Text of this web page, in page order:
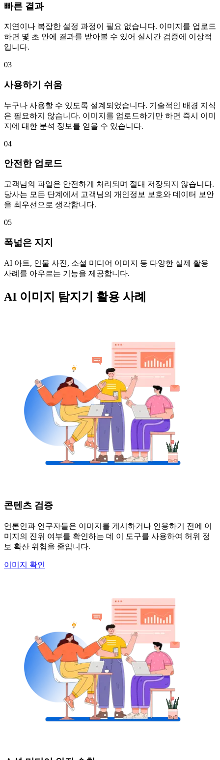
빠른 결과
지연이나 복잡한 설정 과정이 필요 없습니다. 이미지를 업로드
하면 몇 초 안에 결과를 받아볼 수 있어 실시간 검증에 이상적
입니다.
03
사용하기 쉬움
누구나 사용할 수 있도록 설계되었습니다. 기술적인 배경 지식
은 필요하지 않습니다. 이미지를 업로드하기만 하면 즉시 이미
지에 대한 분석 정보를 얻을 수 있습니다.
04
안전한 업로드
고객님의 파일은 안전하게 처리되며 절대 저장되지 않습니다.
당사는 모든 단계에서 고객님의 개인정보 보호와 데이터 보안
을 최우선으로 생각합니다.
05
폭넓은 지지
AI 아트, 인물 사진, 소셜 미디어 이미지 등 다양한 실제 활용
사례를 아우르는 기능을 제공합니다.
AI 이미지 탐지기 활용 사례
콘텐츠 검증
언론인과 연구자들은 이미지를 게시하거나 인용하기 전에 이
미지의 진위 여부를 확인하는 데 이 도구를 사용하여 허위 정
보 확산 위험을 줄입니다.
이미지 확인